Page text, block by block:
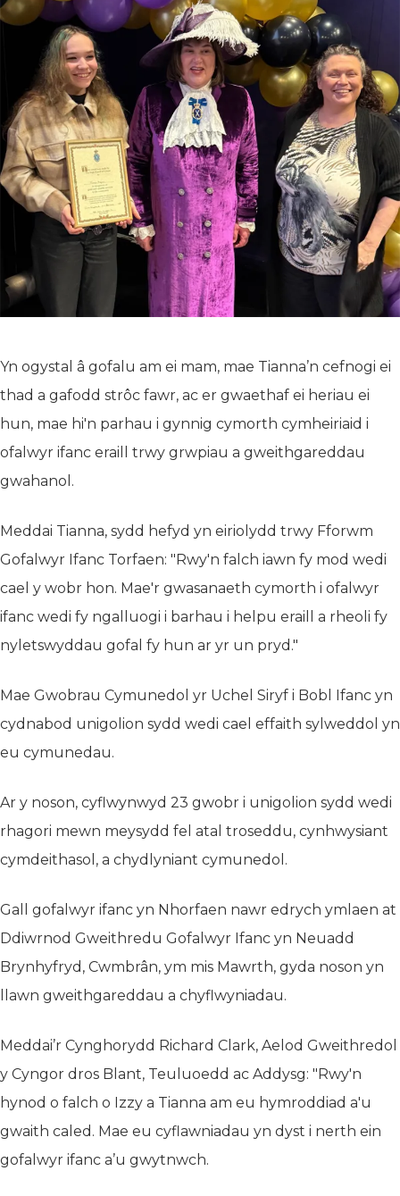
Yn ogystal â gofalu am ei mam, mae Tianna’n cefnogi ei
thad a gafodd strôc fawr, ac er gwaethaf ei heriau ei
hun, mae hi'n parhau i gynnig cymorth cymheiriaid i
ofalwyr ifanc eraill trwy grwpiau a gweithgareddau
gwahanol.
Meddai Tianna, sydd hefyd yn eiriolydd trwy Fforwm
Gofalwyr Ifanc Torfaen: "Rwy'n falch iawn fy mod wedi
cael y wobr hon. Mae'r gwasanaeth cymorth i ofalwyr
ifanc wedi fy ngalluogi i barhau i helpu eraill a rheoli fy
nyletswyddau gofal fy hun ar yr un pryd."
Mae Gwobrau Cymunedol yr Uchel Siryf i Bobl Ifanc yn
cydnabod unigolion sydd wedi cael effaith sylweddol yn
eu cymunedau.
Ar y noson, cyflwynwyd 23 gwobr i unigolion sydd wedi
rhagori mewn meysydd fel atal troseddu, cynhwysiant
cymdeithasol, a chydlyniant cymunedol.
Gall gofalwyr ifanc yn Nhorfaen nawr edrych ymlaen at
Ddiwrnod Gweithredu Gofalwyr Ifanc yn Neuadd
Brynhyfryd, Cwmbrân, ym mis Mawrth, gyda noson yn
llawn gweithgareddau a chyflwyniadau.
Meddai’r Cynghorydd Richard Clark, Aelod Gweithredol
y Cyngor dros Blant, Teuluoedd ac Addysg: "Rwy'n
hynod o falch o Izzy a Tianna am eu hymroddiad a'u
gwaith caled. Mae eu cyflawniadau yn dyst i nerth ein
gofalwyr ifanc a’u gwytnwch.